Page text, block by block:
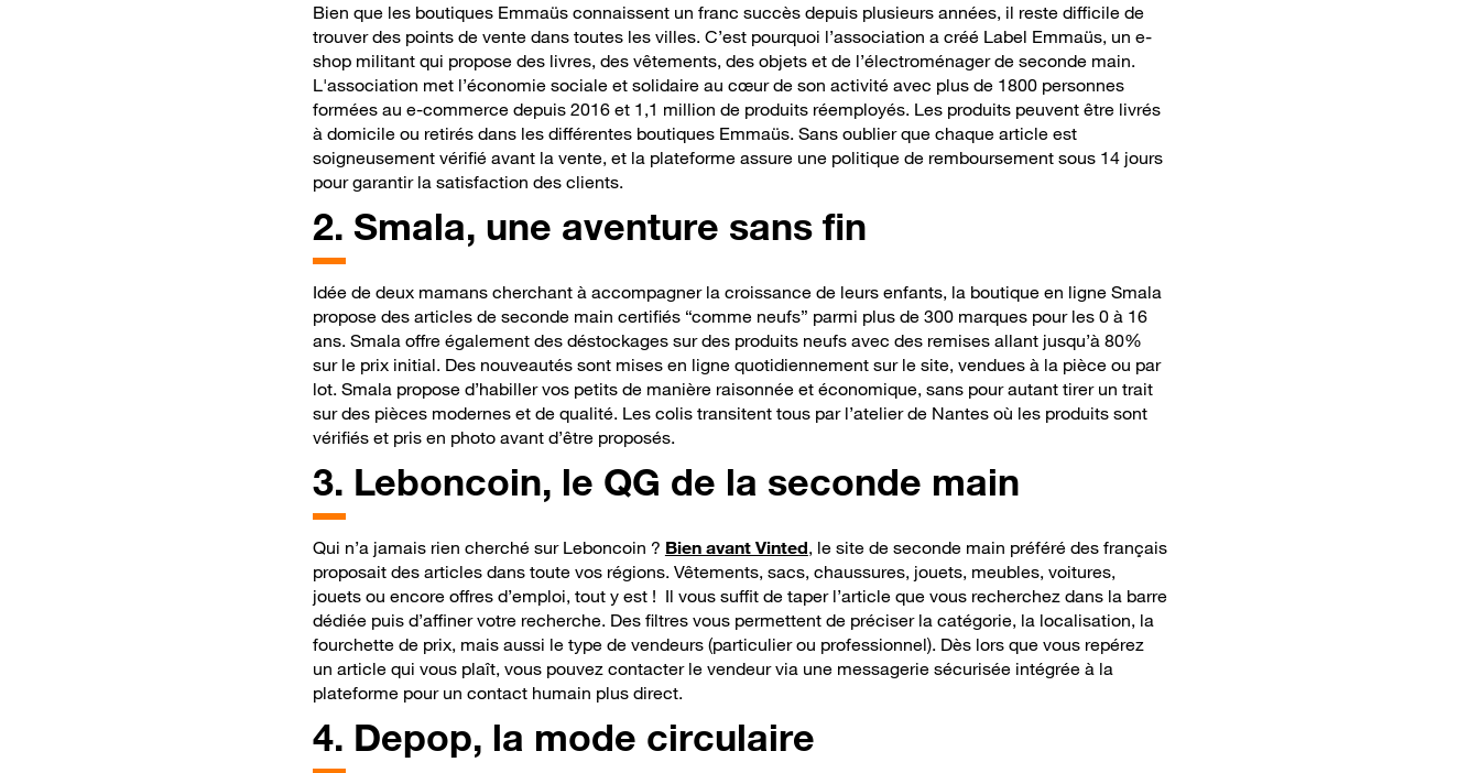
Bien que les boutiques Emmaüs connaissent un franc succès depuis plusieurs années, il restedifficile de
trouver des points de vente dans toutes les villes. C’est pourquoi l’association a créé Label Emmaüs,un e-
shop militant qui propose des livres, des vêtements, des objets et de l’électroménager de seconde main.
L'association met l’économie sociale et solidaire au cœur de son activité avec plus de 1800 personnes
formées au e-commerce depuis 2016 et 1,1 million de produits réemployés. Les produits peuvent être livrés
à domicile ou retirés dans les différentes boutiques Emmaüs. Sans oublierque chaque article est
soigneusement vérifié avant la vente, et la plateforme assure une politique de remboursement sous 14 jours
pour garantir la satisfaction des clients.
2. Smala, une aventure sans fin
Idée de deux mamans cherchant à accompagner la croissance de leurs enfants, la boutique en ligne Smala
propose des articles de seconde main certifiés “comme neufs” parmi plus de 300 marques pour les 0 à 16
ans. Smala offre également des déstockages sur des produits neufs avec des remises allant jusqu’à 80%
sur le prix initial. Des nouveautés sont mises en ligne quotidiennement sur le site, vendues à la pièce ou par
lot. Smala propose d’habiller vos petits de manière raisonnée et économique, sans pour autant tirer un trait
sur des pièces modernes et de qualité. Les colis transitent tous par l’atelier de Nantes où les produits sont
vérifiés et pris en photo avant d’être proposés.
3. Leboncoin, le QG de la seconde main
Qui n’a jamais rien cherché sur Leboncoin ? Bien avant Vinted, le site de seconde main préféré des français
proposait des articles dans toute vos régions. Vêtements, sacs, chaussures, jouets, meubles, voitures,
jouets ou encore offres d’emploi, tout y est! Il vous suffit de taper l’article que vous recherchez dans la barre
dédiée puis d’affiner votre recherche. Des filtres vous permettent de préciser la catégorie, la localisation, la
fourchette de prix, mais aussi le type de vendeurs (particulier ou professionnel). Dès lors que vous repérez
un article qui vous plaît, vous pouvez contacter le vendeur via une messagerie sécurisée intégrée à la
plateforme pour un contact humain plus direct.
4. Depop, la mode circulaire